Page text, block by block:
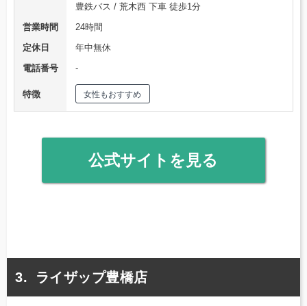
豊鉄バス / 荒木西 下車 徒歩1分
営業時間
24時間
定休日
年中無休
電話番号
‐
特徴 女性もおすすめ
公式サイトを見る
ライザップ豊橋店